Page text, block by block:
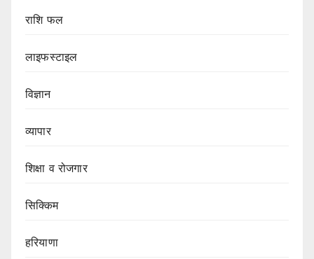
राशि फल
लाइफस्टाइल
विज्ञान
व्यापार
शिक्षा व रोजगार
सिक्किम
हरियाणा